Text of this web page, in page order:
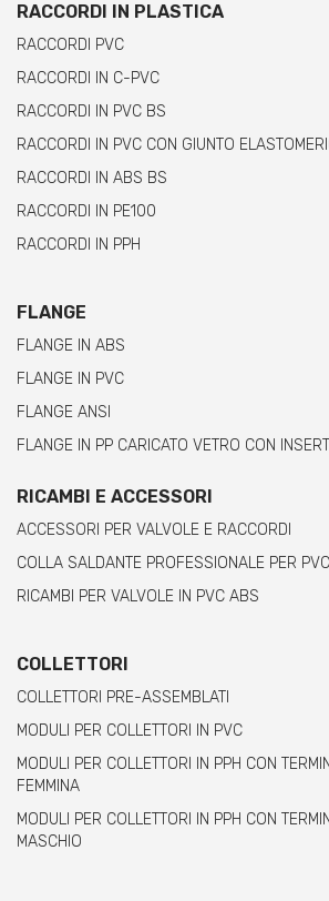
RACCORDI IN PLASTICA
RACCORDI PVC
RACCORDI IN C-PVC
RACCORDI IN PVC BS
RACCORDI IN PVC CON GIUNTO
RACCORDI IN ABS BS
RACCORDI IN PE100
RACCORDI IN PPH
FLANGE
FLANGE IN ABS
FLANGE IN PVC
FLANGE ANSI
FLANGE IN PP CARICATO VETRO CON
RICAMBI E ACCESSORI
ACCESSORI PER VALVOLE E RACCORDI
COLLA SALDANTE PROFESSIONALE PER PVC
RICAMBI PER VALVOLE IN PVC ABS
COLLETTORI
COLLETTORI PRE-ASSEMBLATI
MODULI PER COLLETTORI IN PVC
MODULI PER COLLETTORI IN PPH CON
FEMMINA
MODULI PER COLLETTORI IN PPH CON
MASCHIO